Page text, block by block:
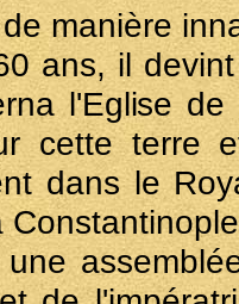
manière
ans, il
l'Eglise
cette terre
dans le